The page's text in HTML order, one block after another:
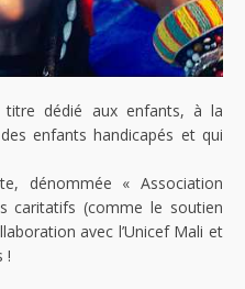
dédié aux enfants, à la
enfants handicapés et qui
dénommée « Association
caritatifs (comme le soutien
avec l’Unicef Mali et
!